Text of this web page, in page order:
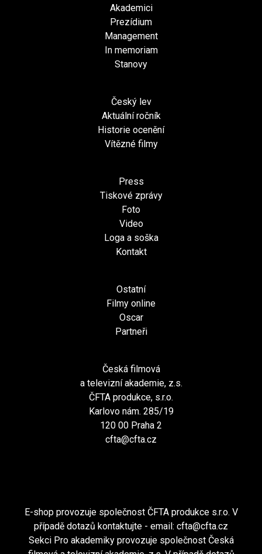
Akademici
Prezídium
Management
In memoriam
Stanovy
Český lev
Aktuální ročník
Historie ocenění
Vítězné filmy
Press
Tiskové zprávy
Foto
Video
Loga a soška
Kontakt
Ostatní
Filmy online
Oscar
Partneři
Česká filmová
a televizní akademie, z.s.
ČFTA produkce, s.r.o.
Karlovo nám. 285/19
120 00 Praha 2
cfta@cfta.cz
E-shop provozuje společnost ČFTA produkce s.r.o. V
případě dotazů kontaktujte - email: cfta@cfta.cz
Sekci Pro akademiky provozuje společnost Česká